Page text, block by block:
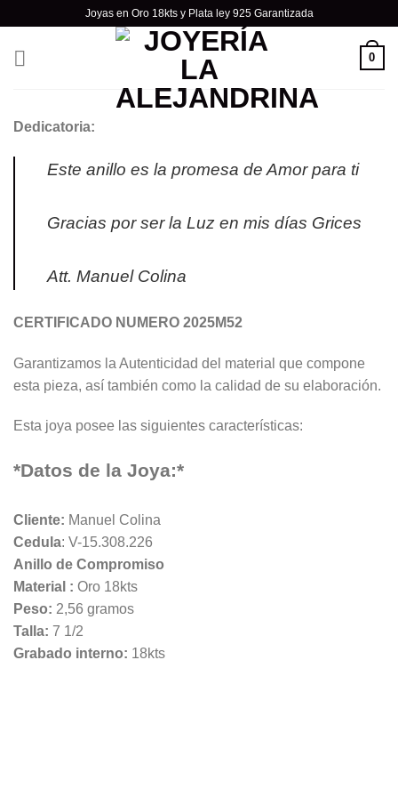
content
Joyas en Oro 18kts y Plata ley 925 Garantizada
0
Dedicatoria:
Este anillo es la promesa de Amor para ti
Gracias por ser la Luz en mis días Grices
Att. Manuel Colina
CERTIFICADO NUMERO 2025M52
Garantizamos la Autenticidad del material que compone
esta pieza, así también como la calidad de su elaboración.
Esta joya posee las siguientes características:
*Datos de la Joya:*
Cliente: Manuel Colina
Cedula: V-15.308.226
Anillo de Compromiso
Material : Oro 18kts
Peso: 2,56 gramos
Talla: 7 1/2
Grabado interno: 18kts